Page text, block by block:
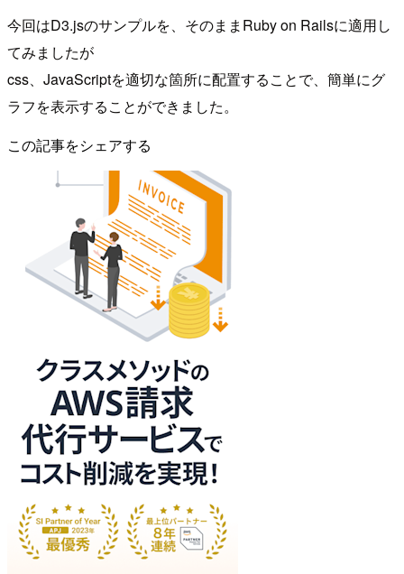
今回はD3.jsのサンプルを、そのままRuby on Railsに適用し
てみましたが
css、JavaScriptを適切な箇所に配置することで、簡単にグ
ラフを表示することができました。
この記事をシェアする